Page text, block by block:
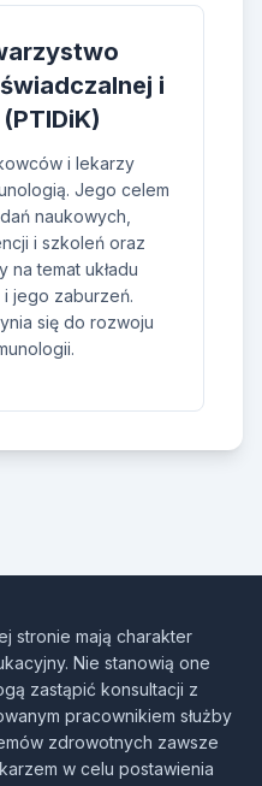
i
i lekarzy
Jego celem
naukowych,
i szkoleń oraz
na temat układu
jego zaburzeń.
się do rozwoju
stronie mają charakter
Nie stanowią one
zastąpić konsultacji z
pracownikiem służby
zdrowotnych zawsze
w celu postawienia